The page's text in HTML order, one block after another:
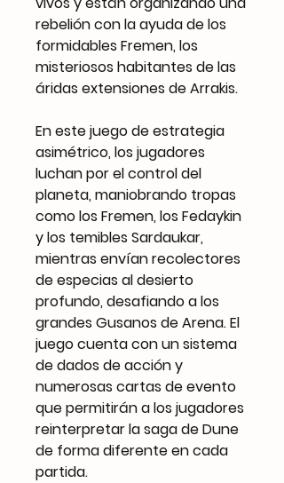
rebelión con la ayuda de los
formidables Fremen, los
misteriosos habitantes de las
áridas extensiones de Arrakis.
En este juego de estrategia
asimétrico, los jugadores
luchan por el control del
planeta, maniobrando tropas
como los Fremen, los Fedaykin
y los temibles Sardaukar,
mientras envían recolectores
de especias al desierto
profundo, desafiando a los
grandes Gusanos de Arena. El
juego cuenta con un sistema
de dados de acción y
numerosas cartas de evento
que permitirán a los jugadores
reinterpretar la saga de Dune
de forma diferente en cada
partida.